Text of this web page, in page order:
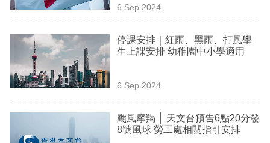
資
樓
理
業
6 Sep 2024
停課安排｜紅雨、黑雨、打風學
生上課安排 幼稚園中小學適用
6 Sep 2024
颱風摩羯 │ 天文台預告6點20分發
8號風球 勞工處相關指引安排